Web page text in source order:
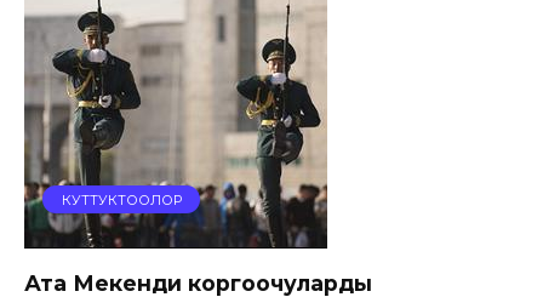
КУТТУКТООЛОР
Ата Мекенди коргоочуларды